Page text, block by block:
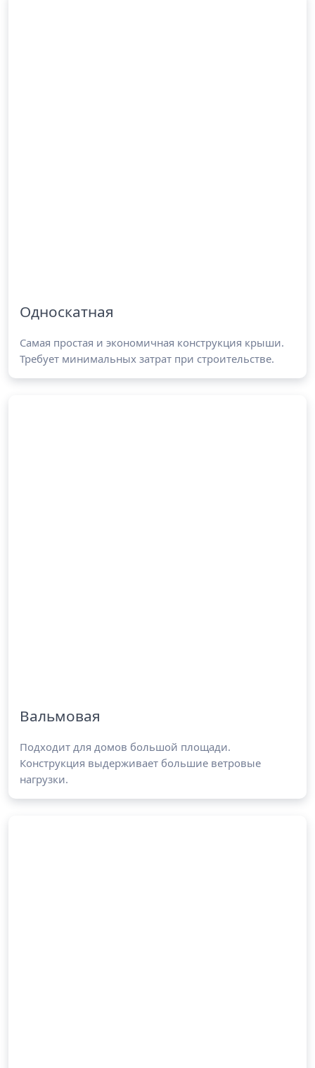
Односкатная
Самая простая и экономичная конструкция крыши.
Требует минимальных затрат при строительстве.
Вальмовая
Подходит для домов большой площади.
Конструкция выдерживает большие ветровые
нагрузки.